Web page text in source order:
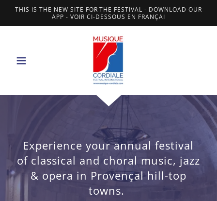
THIS IS THE NEW SITE FOR THE FESTIVAL - DOWNLOAD OUR
APP - VOIR CI-DESSOUS EN FRANÇAI
Experience your annual festival
of classical and choral music, jazz
& opera in Provençal hill-top
towns.